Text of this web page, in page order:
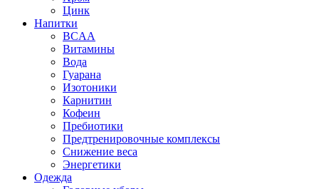
Цинк
Напитки
BCAA
Витамины
Вода
Гуарана
Изотоники
Карнитин
Кофеин
Пребиотики
Предтренировочные комплексы
Снижение веса
Энергетики
Одежда